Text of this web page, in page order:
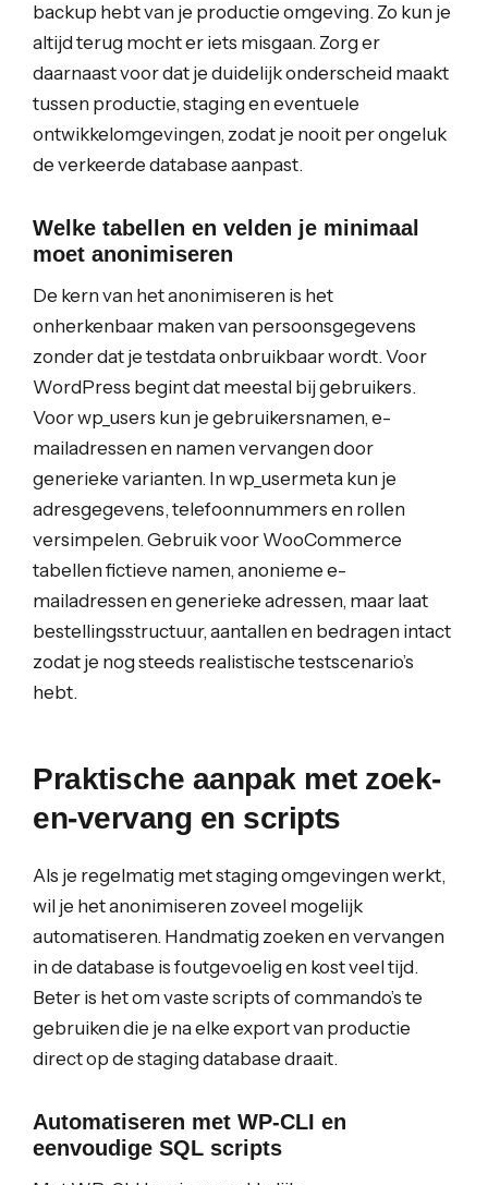
backup hebt van je productie omgeving. Zo kun je
altijd terug mocht er iets misgaan. Zorg er
daarnaast voor dat je duidelijk onderscheid maakt
tussen productie, staging en eventuele
ontwikkelomgevingen, zodat je nooit per ongeluk
de verkeerde database aanpast.
Welke tabellen en velden je minimaal
moet anonimiseren
De kern van het anonimiseren is het
onherkenbaar maken van persoonsgegevens
zonder dat je testdata onbruikbaar wordt. Voor
WordPress begint dat meestal bij gebruikers.
Voor wp_users kun je gebruikersnamen, e-
mailadressen en namen vervangen door
generieke varianten. In wp_usermeta kun je
adresgegevens, telefoonnummers en rollen
versimpelen. Gebruik voor WooCommerce
tabellen fictieve namen, anonieme e-
mailadressen en generieke adressen, maar laat
bestellingsstructuur, aantallen en bedragen intact
zodat je nog steeds realistische testscenario’s
hebt.
Praktische aanpak met zoek-
en-vervang en scripts
Als je regelmatig met staging omgevingen werkt,
wil je het anonimiseren zoveel mogelijk
automatiseren. Handmatig zoeken en vervangen
in de database is foutgevoelig en kost veel tijd.
Beter is het om vaste scripts of commando’s te
gebruiken die je na elke export van productie
direct op de staging database draait.
Automatiseren met WP-CLI en
eenvoudige SQL scripts